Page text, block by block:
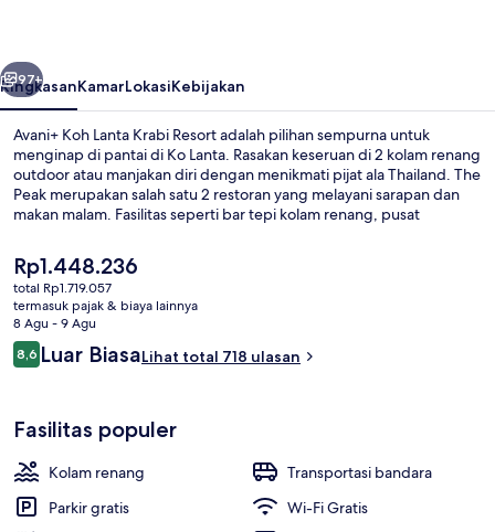
Berikutnya
97+
RingkasanKamarLokasiKebijakan
Avani+ Koh Lanta Krabi Resort adalah pilihan sempurna untuk
menginap di pantai di Ko Lanta. Rasakan keseruan di 2 kolam renang
outdoor atau manjakan diri dengan menikmati pijat ala Thailand. The
Peak merupakan salah satu 2 restoran yang melayani sarapan dan
makan malam. Fasilitas seperti bar tepi kolam renang, pusat
mewah ini.
Harga
saat
ini
Rp1.448.236
Rp1.448.236
total Rp1.719.057
termasuk pajak & biaya lainnya
8 Agu - 9 Agu
Ulasan
8,68,6 dari 10
Luar BiasaLihat total 718 ulasan
Fasilitas populer
Kolam renang
Transportasi bandara
Parkir gratis
Wi-Fi Gratis